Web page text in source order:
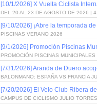
[10/1/2026] X Vuelta Ciclista
DEL 20 AL 23 DE AGOSTO DE 2026 | 4
[9/10/2026] ¡Abre la temporada
PISCINAS VERANO 2026
[9/1/2026] Promoción Piscinas
PROMOCIÓN PISCINAS
[7/31/2026] Aranda de Duero
BALONMANO: ESPAÑA VS FRANCIA
[7/20/2026] El Velo Club Ribera
CAMPUS DE CICLISMO JULIO